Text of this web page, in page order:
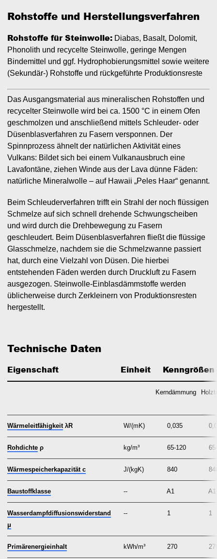
Rohstoffe und Herstellungsverfahren
Rohstoffe für Steinwolle: Diabas, Basalt, Dolomit,
Phonolith und recycelte Steinwolle, geringe Mengen
Bindemittel und ggf. Hydrophobierungsmittel sowie weitere
(Sekundär-) Rohstoffe und rückgeführte Produktionsreste
Das Ausgangsmaterial aus mineralischen Rohstoffen und
recycelter Steinwolle wird bei ca. 1500 °C in einem Ofen
geschmolzen und anschließend mittels Schleuder- oder
Düsenblasverfahren zu Fasern versponnen. Der
Spinnprozess ähnelt der natürlichen Aktivität eines
Vulkans: Bildet sich bei einem Vulkanausbruch eine
Lavafontäne, ziehen Winde aus der Lava dünne Fäden:
natürliche Mineralwolle – auf Hawaii „Peles Haar“ genannt.
Beim Schleuderverfahren trifft ein Strahl der noch flüssigen
Schmelze auf sich schnell drehende Schwungscheiben
und wird durch die Drehbewegung zu Fasern
geschleudert. Beim Düsenblasverfahren fließt die flüssige
Glasschmelze, nachdem sie die Schmelzwanne passiert
hat, durch eine Vielzahl von Düsen. Die hierbei
entstehenden Fäden werden durch Druckluft zu Fasern
ausgezogen. Steinwolle-Einblasdämmstoffe werden
üblicherweise durch Zerkleinern von Produktionsresten
hergestellt.
Technische Daten
Eigenschaft Einheit Kenngrößen
Kerndämmung
Wärmeleitfähigkeit λR W/(mK) 0,035
Rohdichte ρ kg/m³ 65-120 65-
Wärmespeicherkapazität c J/(kgK) 840
Baustoffklasse -- A1 A1
Wasserdampfdiffusionswiderstand
μ
-- 1 1
Primärenergieinhalt kWh/m³ 270